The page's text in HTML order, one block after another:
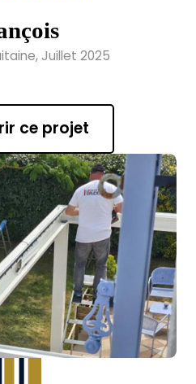
Juillet 2025
ce projet